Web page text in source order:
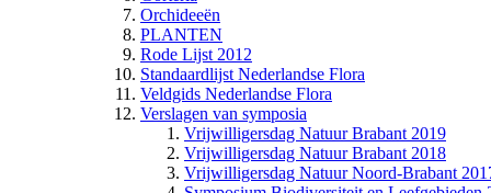
Orchideeën
PLANTEN
Rode Lijst 2012
Standaardlijst Nederlandse Flora
Veldgids Nederlandse Flora
Verslagen van symposia
Vrijwilligersdag Natuur Brabant 2019
Vrijwilligersdag Natuur Brabant 2018
Vrijwilligersdag Natuur Noord-Brabant